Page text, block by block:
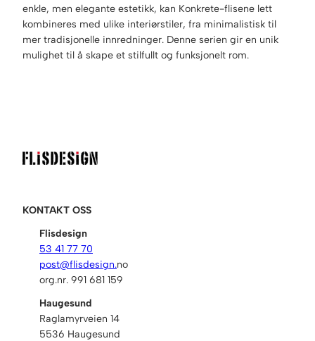
enkle, men elegante estetikk, kan Konkrete-flisene lett
kombineres med ulike interiørstiler, fra minimalistisk til
mer tradisjonelle innredninger. Denne serien gir en unik
mulighet til å skape et stilfullt og funksjonelt rom.
KONTAKT OSS
Flisdesign
53 41 77 70
post@flisdesign.no
org.nr. 991 681 159
Haugesund
Raglamyrveien 14
5536 Haugesund